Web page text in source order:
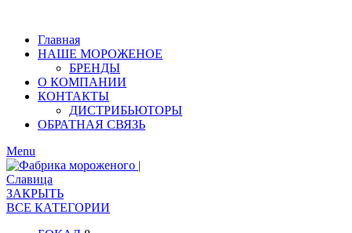
Главная
НАШЕ МОРОЖЕНОЕ
БРЕНДЫ
О КОМПАНИИ
КОНТАКТЫ
ДИСТРИБЬЮТОРЫ
ОБРАТНАЯ СВЯЗЬ
Menu
ЗАКРЫТЬ
ВСЕ КАТЕГОРИИ